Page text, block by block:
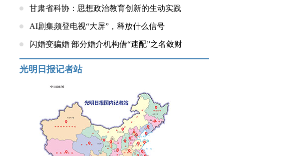
甘肃省科协：思想政治教育创新的生动实践
AI剧集频登电视“大屏”，释放什么信号
闪婚变骗婚 部分婚介机构借“速配”之名敛财
光明日报记者站